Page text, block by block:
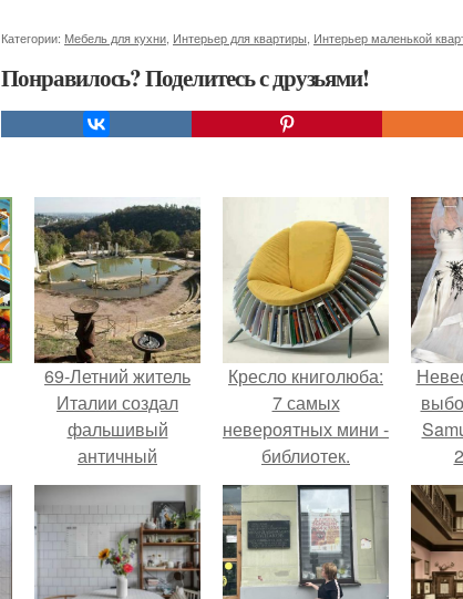
Категории: Мебель для кухни Интерьер для квартиры Интерьер маленькой
Понравилось? Поделитесь с друзьями!
69-Летний житель
Италии создал
фальшивый
античный
амфитеатр и
долгое время
успешно выдавал
его за настоящее
историческое
Кресло книголюба:
7 самых
невероятных мини -
библиотек.
в